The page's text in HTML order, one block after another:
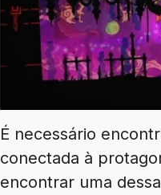
É necessário
conectada à
encontrar uma